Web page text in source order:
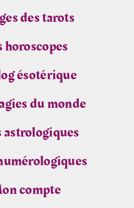
des tarots
horoscopes
ésotérique
du monde
astrologiques
compte